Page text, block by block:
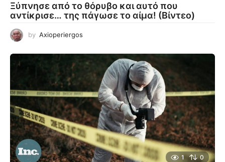
Ξύπνησε από το θόρυβο και αυτό που
αντίκρισε… της πάγωσε το αίμα! (Βίντεο)
by Axioperiergos
1 0